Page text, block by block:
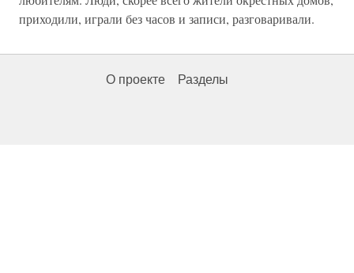
приходили, играли без часов и записи, разговаривали.
О проекте Разделы